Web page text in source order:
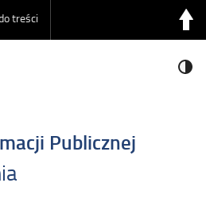
treści
Publicznej